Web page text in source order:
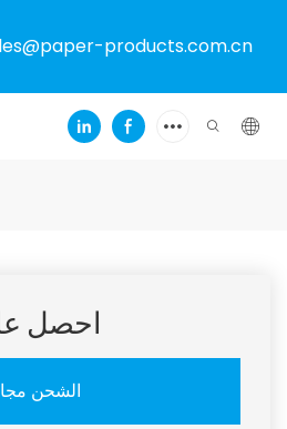
products.com.cn
احصل
ًالشحن